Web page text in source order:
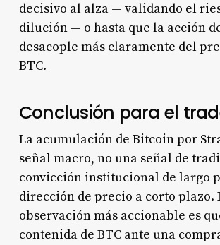
decisivo al alza — validando el
dilución — o hasta que la acción
desacople más claramente del
BTC.
Conclusión para el
La acumulación de Bitcoin por
señal macro, no una señal de
convicción institucional de largo
dirección de precio a corto plazo.
observación más accionable es
contenida de BTC ante una